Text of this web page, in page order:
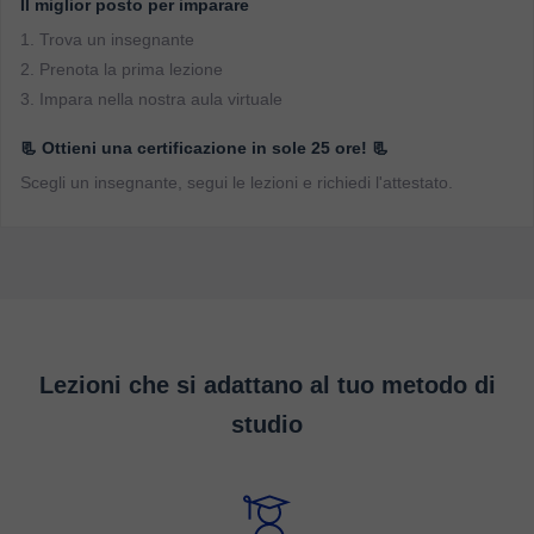
in your abilities! Sign up for a trial lesson, I'll test your
learning plan that will help you learn Russian faster and
more efficiently than you could on your own! See you at
the trial lesson!
Il miglior posto per imparare
1. Trova un insegnante
2. Prenota la prima lezione
3. Impara nella nostra aula virtuale
📃 Ottieni una certificazione in sole 25 ore! 📃
Scegli un insegnante, segui le lezioni e richiedi l'attestato.
Lezioni che si adattano al tuo metodo di
studio